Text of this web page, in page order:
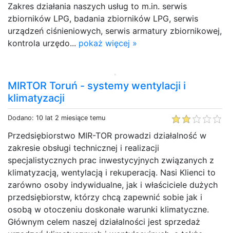
Zakres działania naszych usług to m.in. serwis
zbiorników LPG, badania zbiorników LPG, serwis
urządzeń ciśnieniowych, serwis armatury zbiornikowej,
kontrola urzędo... pokaż więcej »
MIRTOR Toruń - systemy wentylacji i
klimatyzacji
Dodano: 10 lat 2 miesiące temu
Przedsiębiorstwo MIR-TOR prowadzi działalność w
zakresie obsługi technicznej i realizacji
specjalistycznych prac inwestycyjnych związanych z
klimatyzacją, wentylacją i rekuperacją. Nasi Klienci to
zarówno osoby indywidualne, jak i właściciele dużych
przedsiębiorstw, którzy chcą zapewnić sobie jak i
osobą w otoczeniu doskonałe warunki klimatyczne.
Głównym celem naszej działalności jest sprzedaż